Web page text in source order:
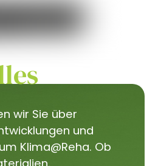
wir Sie über
und
Klima@Reha. Ob